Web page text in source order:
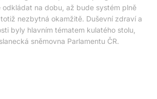
na dobu, až bude systém plně
nezbytná okamžitě. Duševní zdraví a
byly hlavním tématem kulatého stolu,
sněmovna Parlamentu ČR.